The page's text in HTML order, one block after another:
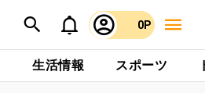
0P
生活情報 スポーツ